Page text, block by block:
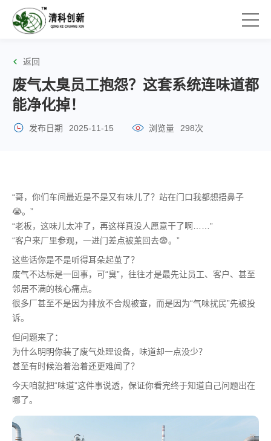
返回
废气太臭员工抱怨？这套系统连味道都
能净化掉！
发布日期 2025-11-15 浏览量 298次
“哥，你们车间最近是不是又有味儿了？站在门口我都想捂鼻子
😭。”
“老板，这味儿太冲了，再这样真没人愿意干了啊……”
“客户来厂里参观，一进门差点被薰回去😨。”
这些话你是不是听得耳朵起茧了？
废气不达标是一回事，可“臭”，往往才是最先让员工、客户、甚至
邻居不满的核心痛点。
很多厂甚至不是因为排放不合规被查，而是因为“气味扰民”先被投
诉。
但问题来了：
为什么明明你装了废气处理设备，味道却一点没少？
甚至有时候治着治着还更难闻了？
今天咱就把“味道”这件事说透，保证你看完终于知道自己问题出在
哪了。